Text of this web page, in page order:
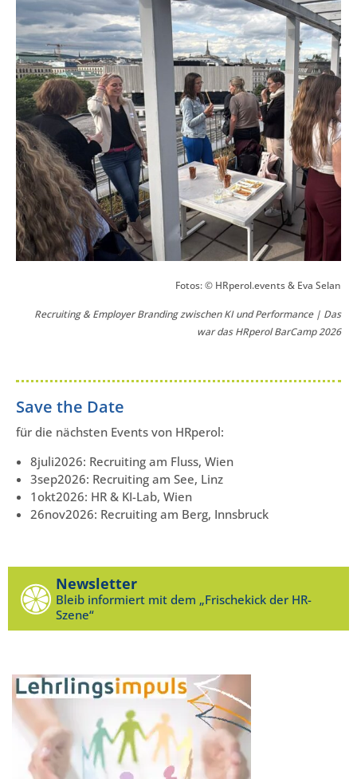
Fotos: © HRperol.events & Eva Selan
Recruiting & Employer Branding zwischen KI und Performance | Das
war das HRperol BarCamp 2026
Save the Date
für die nächsten Events von HRperol:
8juli2026: Recruiting am Fluss, Wien
3sep2026: Recruiting am See, Linz
1okt2026: HR & KI-Lab, Wien
26nov2026: Recruiting am Berg, Innsbruck
Newsletter
Bleib informiert mit dem „Frischekick der HR-
Szene“